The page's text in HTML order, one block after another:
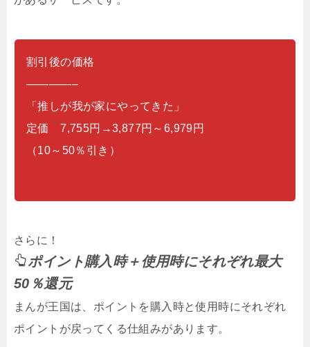
割引後の価格
————–
「推しが我が家にやってきた」
定価 7,755円→3,877円～6,979円
（10～50％引き）
さらに！
ポイント購入時＋使用時にそれぞれ最大
50％還元
まんが王国は、ポイントを購入時と使用時にそれぞれ
ポイントが戻ってくる仕組みがあります。